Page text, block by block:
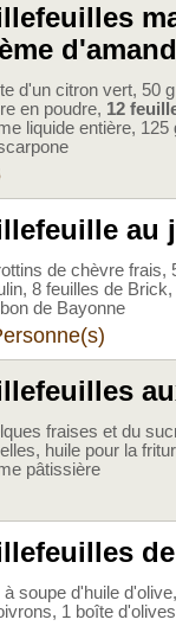
d'un citron vert, 50
en poudre, 12
liquide entière,
au
de chèvre frais,
8 feuilles de
de Bayonne
fraises et du
huile pour la
pâtissière
à soupe d'huile
1 boîte